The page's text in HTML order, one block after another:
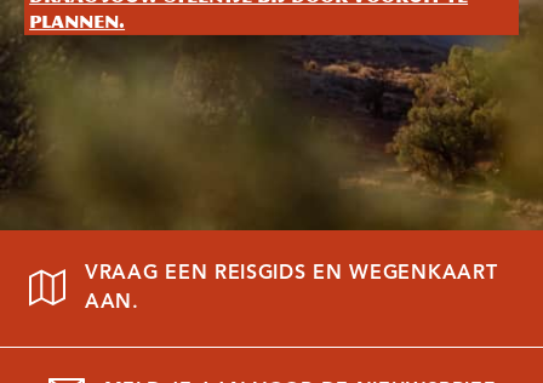
plannen.
VRAAG EEN REISGIDS EN WEGENKAART
AAN.